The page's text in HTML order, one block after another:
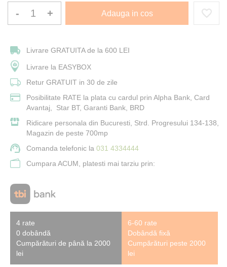
- + Adauga in cos
Livrare GRATUITA de la 600 LEI
Livrare la EASYBOX
Retur GRATUIT in 30 de zile
Posibilitate RATE la plata cu cardul prin Alpha Bank, Card
Avantaj, Star BT, Garanti Bank, BRD
Ridicare personala din Bucuresti, Strd. Progresului 134-138,
Magazin de peste 700mp
Comanda telefonic la 031 4334444
Cumpara ACUM, platesti mai tarziu prin:
4 rate
0 dobândă
Cumpărături de până la 2000
lei
6-60 rate
Dobândă fixă
Cumpărături peste 2000
lei